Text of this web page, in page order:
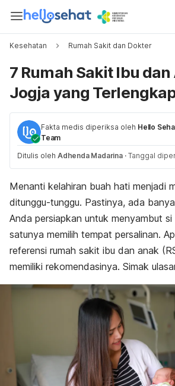
Kesehatan Rumah Sakit dan Dokter
7 Rumah Sakit Ibu
Jogja yang
Fakta medis diperiksa oleh Hello
Team
Ditulis oleh Adhenda Madarina · Tanggal
Menanti kelahiran buah hati menjadi
ditunggu-tunggu. Pastinya, ada
Anda persiapkan untuk menyambut si
satunya memilih tempat persalinan.
referensi rumah sakit ibu dan anak
memiliki rekomendasinya. Simak